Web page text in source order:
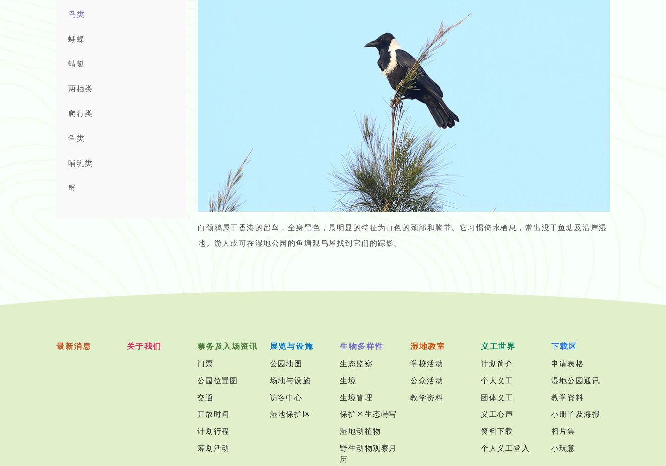
鸟类
蝴蝶
蜻蜓
两栖类
爬行类
鱼类
哺乳类
蟹
白颈鸦属于香港的留鸟，全身黑色，最明显的特征为白色的颈部和胸带。它习惯倚水栖息，常出没于鱼塘及沿岸湿
地。游人或可在湿地公园的鱼塘观鸟屋找到它们的踪影。
最新消息 关于我们 票务及入场资讯
门票
公园位置图
交通
开放时间
计划行程
筹划活动
展览与设施
公园地图
场地与设施
访客中心
湿地保护区
生物多样性
生态监察
生境
生境管理
保护区生态特写
湿地动植物
野生动物观察月
历
湿地教室
学校活动
公众活动
教学资料
义工世界
计划简介
个人义工
团体义工
义工心声
资料下载
个人义工登入
下载区
申请表格
湿地公园通讯
教学资料
小册子及海报
相片集
小玩意